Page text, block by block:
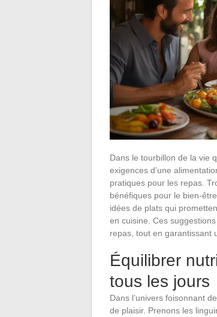
Dans le tourbillon de la vie
exigences d’une
pratiques pour les repas.
bénéfiques pour le bien-
idées de plats qui
en cuisine. Ces
repas, tout en garantissant
Équilibrer
tous les jours
Dans l’univers foisonnant
de plaisir. Prenons les